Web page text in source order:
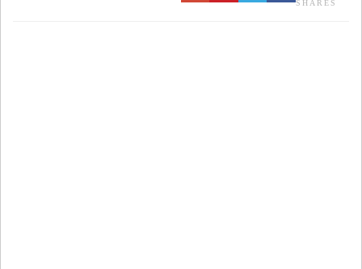
SHARES